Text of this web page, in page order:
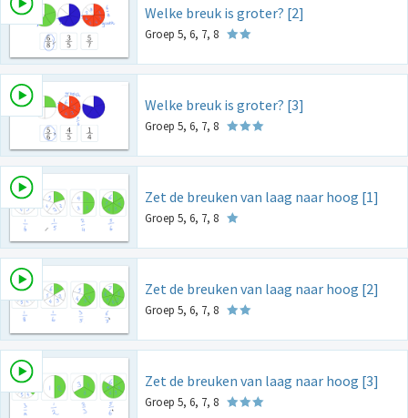
Welke breuk is groter? [2]
Groep 5, 6, 7, 8
Welke breuk is groter? [3]
Groep 5, 6, 7, 8
Zet de breuken van laag naar hoog [1]
Groep 5, 6, 7, 8
Zet de breuken van laag naar hoog [2]
Groep 5, 6, 7, 8
Zet de breuken van laag naar hoog [3]
Groep 5, 6, 7, 8